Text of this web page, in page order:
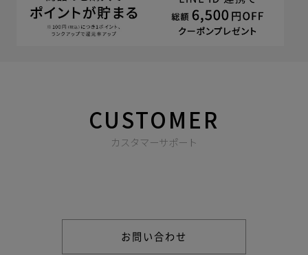
CUSTOMER
カスタマーサポート
お問い合わせ